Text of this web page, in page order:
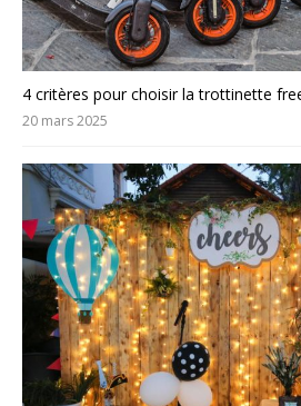
4 critères pour choisir la trottinette
20 mars 2025